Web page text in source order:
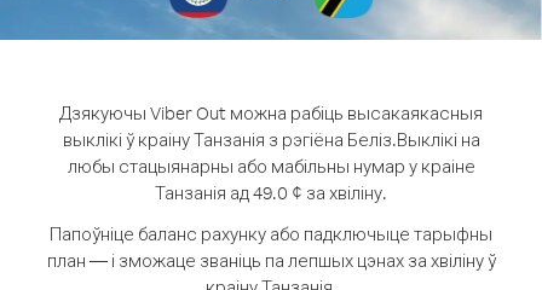
Дзякуючы Viber Out можна рабіць высакаякасныя
выклікі ў краіну Танзанія з рэгіёна Беліз.Выклікі на
любы стацыянарны або мабільны нумар у краіне
Танзанія ад 49.0 ¢ за хвіліну.
Папоўніце баланс рахунку або падключыце тарыфны
план — і зможаце званіць па лепшых цэнах за хвіліну ў